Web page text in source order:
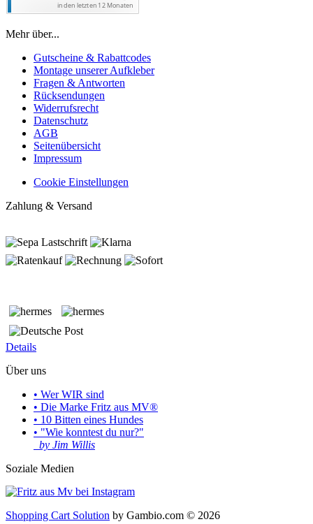
Mehr über...
Gutscheine & Rabattcodes
Montage unserer Aufkleber
Fragen & Antworten
Rücksendungen
Widerrufsrecht
Datenschutz
AGB
Seitenübersicht
Impressum
Cookie Einstellungen
Zahlung & Versand
Details
Über uns
• Wer WIR sind
• Die Marke Fritz aus MV®
• 10 Bitten eines Hundes
• "Wie konntest du nur?"
by Jim Willis
Soziale Medien
Shopping Cart Solution by Gambio.com © 2026